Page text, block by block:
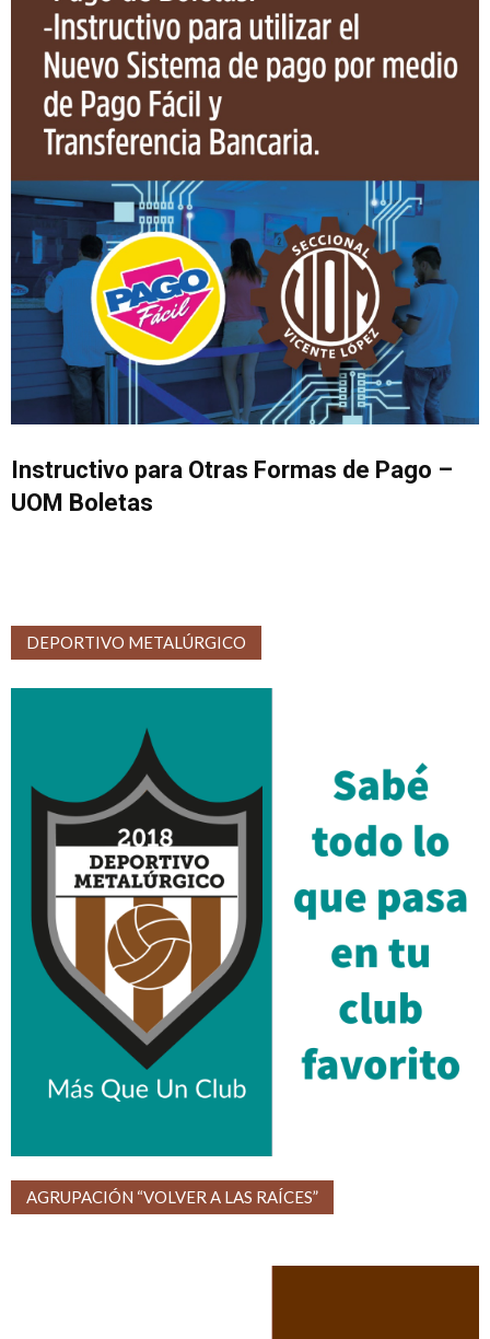
Instructivo para Otras Formas de Pago –
UOM Boletas
DEPORTIVO METALÚRGICO
AGRUPACIÓN “VOLVER A LAS RAÍCES”